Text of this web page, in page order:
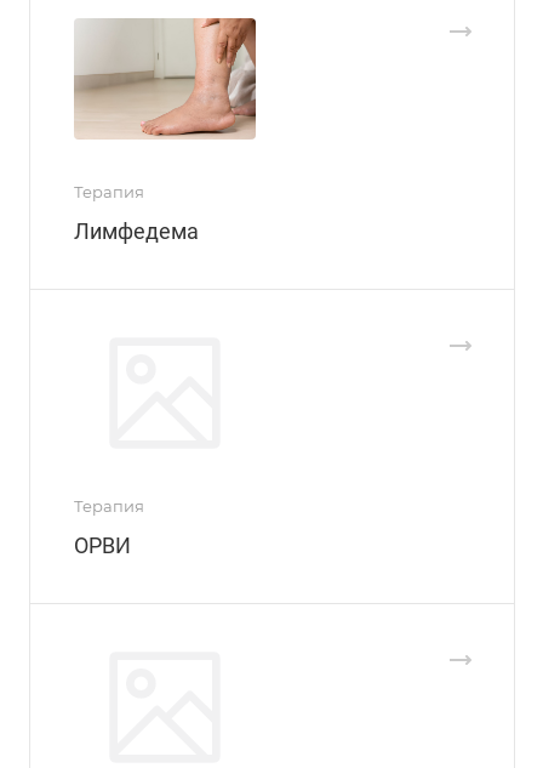
Терапия
Лимфедема
Терапия
ОРВИ